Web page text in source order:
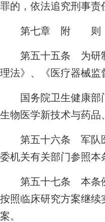
罪的，依法追究刑事责
第七章 附 则
第五十五条 为研制
理法》、《医疗器械
国务院卫生健康部门
生物医学新技术与药
第五十六条 军队医
委机关有关部门参照本
第五十七条 本条例
按照临床研究方案继
案。